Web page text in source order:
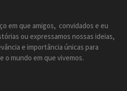
em que amigos, convidados e eu
ou expressamos nossas ideias,
e importância únicas para
o mundo em que vivemos.